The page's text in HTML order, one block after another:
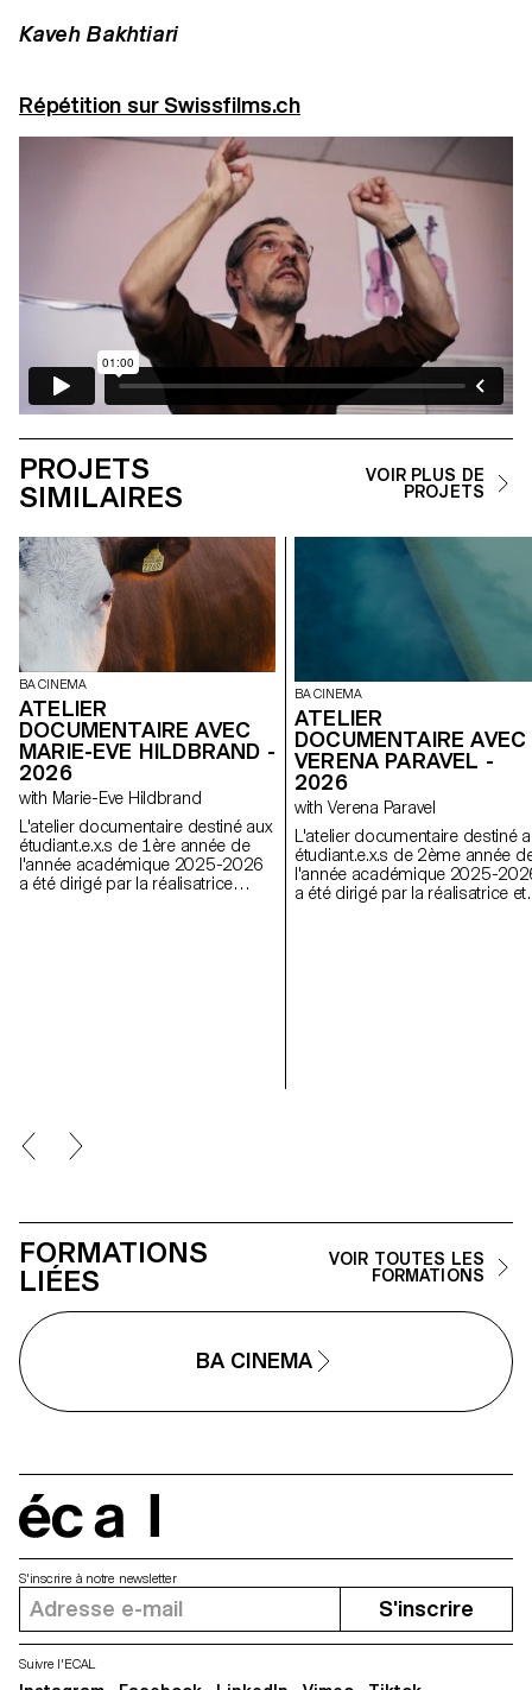
Kaveh Bakhtiari
Répétition sur Swissfilms.ch
PROJETS
SIMILAIRES
VOIR PLUS DE
PROJETS
BA CINEMA
ATELIER
DOCUMENTAIRE AVEC
MARIE-EVE HILDBRAND -
2026
with Marie-Eve Hildbrand
L'atelier documentaire destiné aux
étudiant.e.x.s de 1ère année de
l'année académique 2025-2026
a été dirigé par la réalisatrice
BA CINEMA
ATELIER
DOCUMENTAIRE AVEC
VERENA PARAVEL -
2026
with Verena Paravel
L'atelier documentaire destiné
étudiant.e.x.s de 2ème année
l'année académique 2025-
a été dirigé par la réalisatrice et
FORMATIONS
LIÉES
VOIR TOUTES LES
FORMATIONS
BA CINEMA
S'inscrire à notre newsletter
S'inscrire
Suivre l'ECAL